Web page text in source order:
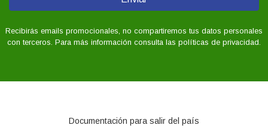
Recibirás emails promocionales, no compartiremos tus datos personales